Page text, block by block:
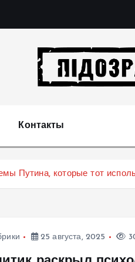
Контакты
Путина, которые тот
25 августа, 2025